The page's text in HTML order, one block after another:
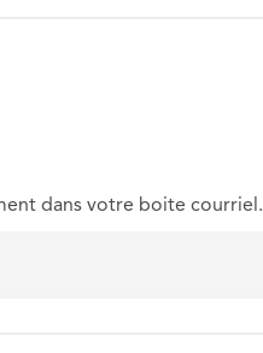
dans votre boite courriel.